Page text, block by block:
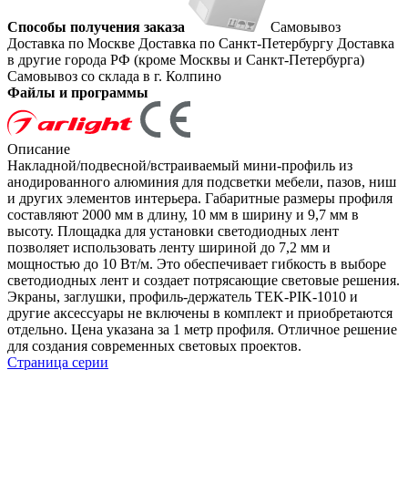
Способы получения заказа
Самовывоз
Доставка по Москве Доставка по Санкт-Петербургу Доставка
в другие города РФ (кроме Москвы и Санкт-Петербурга)
Самовывоз со склада в г. Колпино
Файлы и программы
Описание
Накладной/подвесной/встраиваемый мини-профиль из
анодированного алюминия для подсветки мебели, пазов, ниш
и других элементов интерьера. Габаритные размеры профиля
составляют 2000 мм в длину, 10 мм в ширину и 9,7 мм в
высоту. Площадка для установки светодиодных лент
позволяет использовать ленту шириной до 7,2 мм и
мощностью до 10 Вт/м. Это обеспечивает гибкость в выборе
светодиодных лент и создает потрясающие световые решения.
Экраны, заглушки, профиль-держатель TEK-PIK-1010 и
другие аксессуары не включены в комплект и приобретаются
отдельно. Цена указана за 1 метр профиля. Отличное решение
для создания современных световых проектов.
Страница серии